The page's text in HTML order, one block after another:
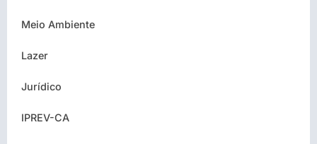
Meio Ambiente
Lazer
Jurídico
IPREV-CA